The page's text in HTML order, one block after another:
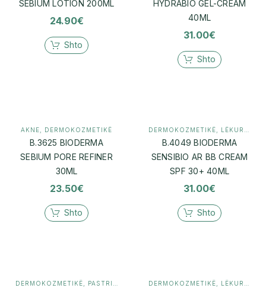
SEBIUM LOTION 200ML
24.90€
Shto
HYDRABIO GEL-CREAM
40ML
31.00€
Shto
AKNE DERMOKOZMETIKË
B.3625 BIODERMA
SEBIUM PORE REFINER
30ML
23.50€
Shto
DERMOKOZMETIKË LËKURË E NDJESHME / ROSACEA
B.4049 BIODERMA
SENSIBIO AR BB CREAM
SPF 30+ 40ML
31.00€
Shto
DERMOKOZMETIKË PASTRIM (CLEANSER) DERMOKOZMETIKË LËKURË E NDJESHME / ROSACEA